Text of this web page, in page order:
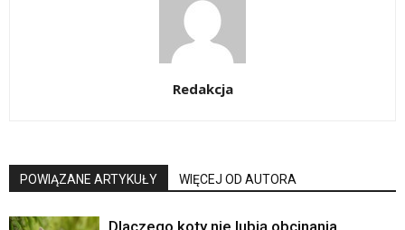
Redakcja
POWIĄZANE ARTYKUŁY WIĘCEJ OD AUTORA